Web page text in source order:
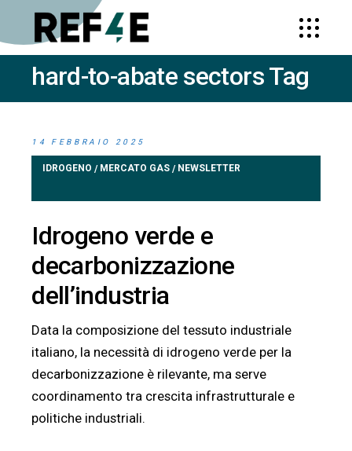
hard-to-abate sectors Tag
14 FEBBRAIO 2025
IDROGENO / MERCATO GAS / NEWSLETTER
Idrogeno verde e
decarbonizzazione
dell’industria
Data la composizione del tessuto industriale
italiano, la necessità di idrogeno verde per la
decarbonizzazione è rilevante, ma serve
coordinamento tra crescita infrastrutturale e
politiche industriali.